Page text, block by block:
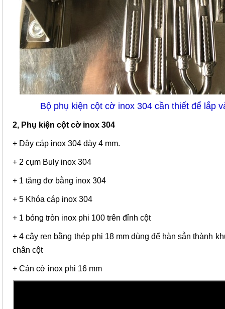
Bộ phụ kiện cột cờ inox 304 cần thiết để lắp
2, Phụ kiện cột cờ inox 304
+ Dây cáp inox 304 dày 4 mm.
+ 2 cụm Buly inox 304
+ 1 tăng đơ bằng inox 304
+ 5 Khóa cáp inox 304
+ 1 bóng tròn inox phi 100 trên đỉnh cột
+ 4 cây ren bằng thép phi 18 mm dùng để hàn sẵn thành
chân cột
+ Cán cờ inox phi 16 mm